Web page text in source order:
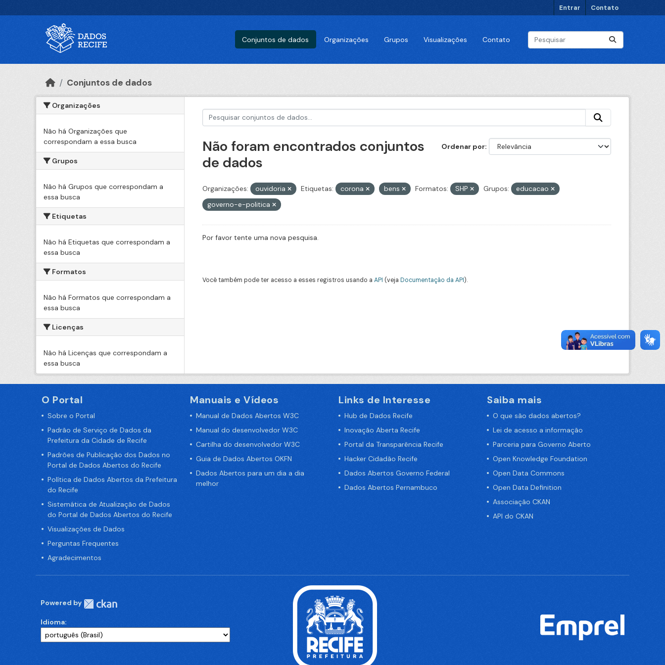
Entrar Contato
Conjuntos de dados Organizações Grupos Visualizações Contato
Conjuntos de dados
Organizações
Não há Organizações que
correspondam a essa busca
Grupos
Não há Grupos que correspondam a
essa busca
Etiquetas
Não há Etiquetas que correspondam a
essa busca
Formatos
Não há Formatos que correspondam a
essa busca
Licenças
Não há Licenças que correspondam a
essa busca
Ordenar por
Não foram encontrados conjuntos
de dados
Organizações: ouvidoria Etiquetas: corona bens Formatos: SHP Grupos:
educacao
governo-e-politica
Por favor tente uma nova pesquisa.
Você também pode ter acesso a esses registros usando a API (veja Documentação da API).
O Portal
Sobre o Portal
Padrão de Serviço de Dados da
Prefeitura da Cidade de Recife
Padrões de Publicação dos Dados no
Portal de Dados Abertos do Recife
Política de Dados Abertos da Prefeitura
do Recife
Sistemática de Atualização de Dados
do Portal de Dados Abertos do Recife
Visualizações de Dados
Perguntas Frequentes
Agradecimentos
Manuais e Vídeos
Manual de Dados Abertos W3C
Manual do desenvolvedor W3C
Cartilha do desenvolvedor W3C
Guia de Dados Abertos OKFN
Dados Abertos para um dia a dia
melhor
Links de Interesse
Hub de Dados Recife
Inovação Aberta Recife
Portal da Transparência Recife
Hacker Cidadão Recife
Dados Abertos Governo Federal
Dados Abertos Pernambuco
Saiba mais
O que são dados abertos?
Lei de acesso a informação
Parceria para Governo Aberto
Open Knowledge Foundation
Open Data Commons
Open Data Definition
Associação CKAN
API do CKAN
Powered by
Idioma